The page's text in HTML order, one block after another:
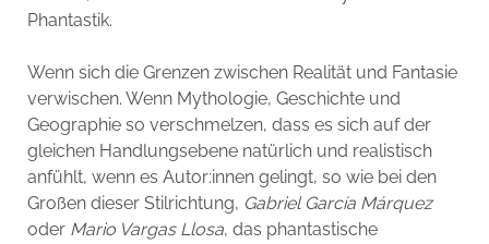
Phantastik.
Wenn sich die Grenzen zwischen Realität und Fantasie
verwischen. Wenn Mythologie, Geschichte und
Geographie so verschmelzen, dass es sich auf der
gleichen Handlungsebene natürlich und realistisch
anfühlt, wenn es Autor:innen gelingt, so wie bei den
Großen dieser Stilrichtung, Gabriel García Márquez
oder Mario Vargas Llosa, das phantastische